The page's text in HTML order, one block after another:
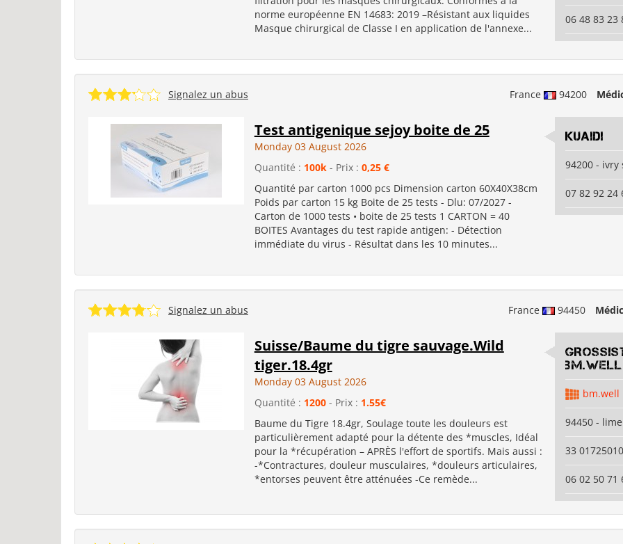
norme européenne EN 14683: 2019 –Résistant aux liquides
Masque chirurgical de Classe I en application de l'annexe...
06 48 83 23
France 94200
Signalez un abus
Test antigenique sejoy boite de 25
Monday 03 August 2026
Quantité : 100k- Prix : 0,25 €
Quantité par carton 1000 pcs Dimension carton 60X40X38cm
Poids par carton 15 kg Boite de 25 tests - Dlu: 07/2027 -
Carton de 1000 tests • boite de 25 tests 1 CARTON = 40
BOITES Avantages du test rapide antigen: - Détection
immédiate du virus - Résultat dans les 10 minutes...
kuaidi
94200 - ivry
07 82 92 24
France 94450
Signalez un abus
Suisse/Baume du tigre sauvage.Wild
tiger.18.4gr
Monday 03 August 2026
Quantité : 1200- Prix : 1.55€
Baume du Tigre 18.4gr, Soulage toute les douleurs est
particulièrement adapté pour la détente des *muscles, Idéal
pour la *récupération – APRÈS l'effort de sportifs. Mais aussi :
-*Contractures, douleur musculaires, *douleurs articulaires,
*entorses peuvent être atténuées -Ce remède...
bm.WELL
bm.well
94450 -
33
06 02 50 71